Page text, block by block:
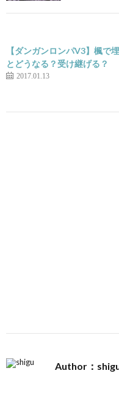
【ダンガンロンパV3】楓で
とどうなる？受け継げる？
2017.01.13
Author：